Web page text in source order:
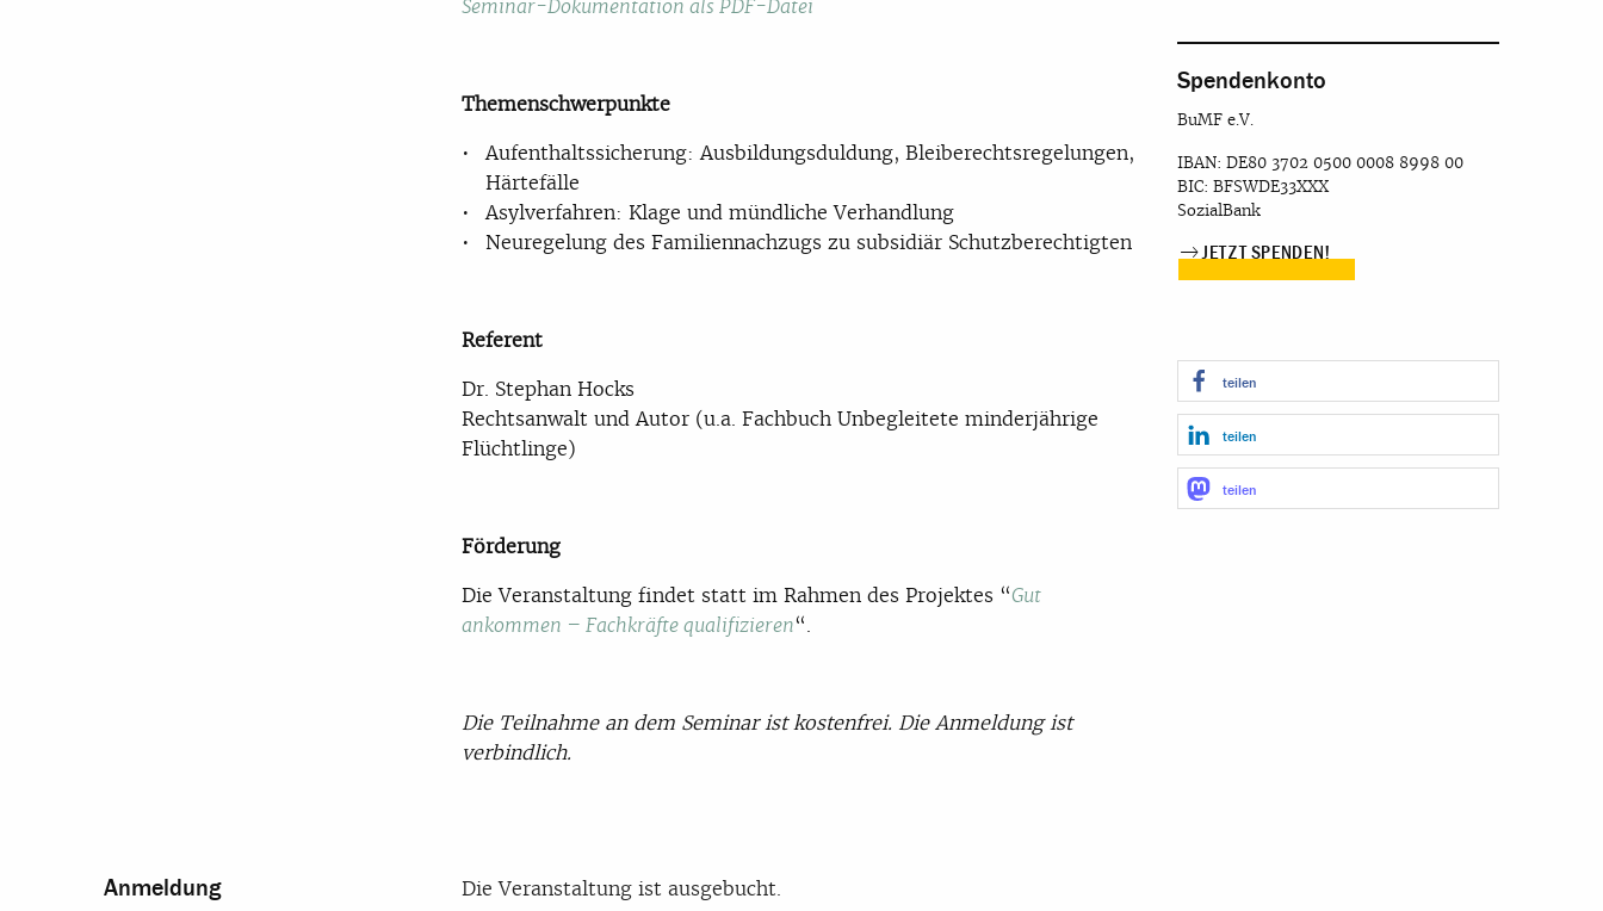
Seminar-Dokumentation als PDF-Datei
Themenschwerpunkte
Aufenthaltssicherung: Ausbildungsduldung, Bleiberechtsregelungen,
Härtefälle
Asylverfahren: Klage und mündliche Verhandlung
Neuregelung des Familiennachzugs zu subsidiär Schutzberechtigten
Referent
Dr. Stephan Hocks
Rechtsanwalt und Autor (u.a. Fachbuch Unbegleitete minderjährige
Flüchtlinge)
Förderung
Die Veranstaltung findet statt im Rahmen des Projektes “Gut
ankommen – Fachkräfte qualifizieren“.
Die Teilnahme an dem Seminar ist kostenfrei. Die Anmeldung ist
verbindlich.
Anmeldung Die Veranstaltung ist ausgebucht.
Spendenkonto
BuMF e.V.
IBAN: DE80 3702 0500 0008 8998 00
BIC: BFSWDE33XXX
SozialBank
JETZT SPENDEN!
teilen
teilen
teilen